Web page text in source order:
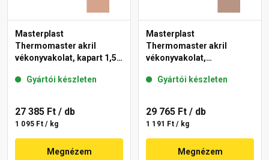
Masterplast
Thermomaster akril
vékonyvakolat, kapart 1,5
Gyártói készleten
27 385 Ft / db
1 095 Ft / kg
Megnézem
Masterplast
Thermomaster akril
vékonyvakolat,
09-C 25 kg
Gyártói készleten
29 765 Ft / db
1 191 Ft / kg
Megnézem